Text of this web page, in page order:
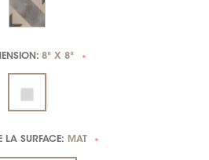
8" X 8" *
LA SURFACE: MAT *